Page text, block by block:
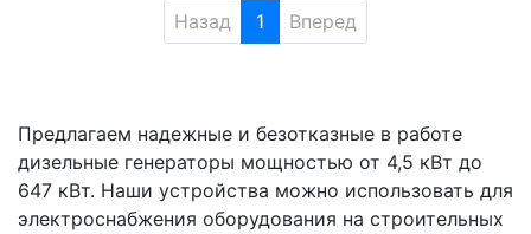
Назад 1 Вперед
Предлагаем надежные и безотказные в работе
дизельные генераторы мощностью от 4,5 кВт до
647 кВт. Наши устройства можно использовать для
электроснабжения оборудования на строительных